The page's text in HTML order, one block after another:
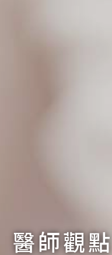
醫師觀點